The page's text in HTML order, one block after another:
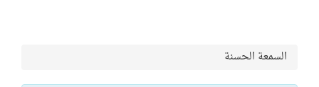
السمعة الحسنة